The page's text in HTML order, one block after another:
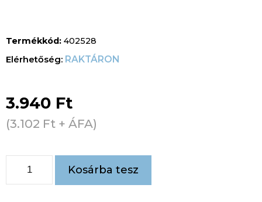
Termékkód: 402528
RAKTÁRON
3.940 Ft
(3.102 Ft + ÁFA)
Kosárba tesz